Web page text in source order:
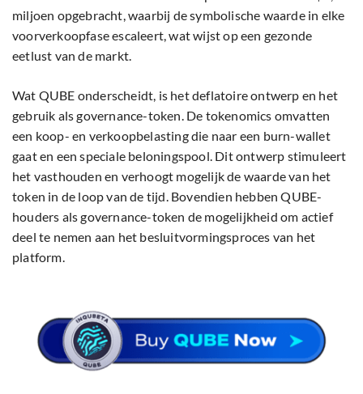
miljoen opgebracht, waarbij de symbolische waarde in elke
voorverkoopfase escaleert, wat wijst op een gezonde
eetlust van de markt.
Wat QUBE onderscheidt, is het deflatoire ontwerp en het
gebruik als governance-token. De tokenomics omvatten
een koop- en verkoopbelasting die naar een burn-wallet
gaat en een speciale beloningspool. Dit ontwerp stimuleert
het vasthouden en verhoogt mogelijk de waarde van het
token in de loop van de tijd. Bovendien hebben QUBE-
houders als governance-token de mogelijkheid om actief
deel te nemen aan het besluitvormingsproces van het
platform.